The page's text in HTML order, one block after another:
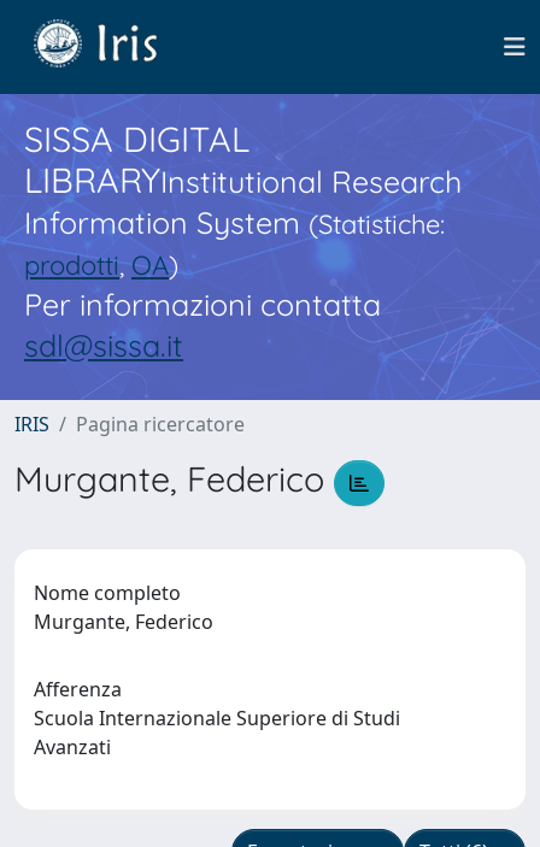
SISSA DIGITAL
LIBRARYInstitutional Research
Information System(Statistiche:
prodotti,OA)
Per informazioni contatta
sdl@sissa.it
IRIS Pagina ricercatore
Murgante, Federico
Nome completo
Murgante, Federico
Afferenza
Scuola Internazionale Superiore di Studi
Avanzati